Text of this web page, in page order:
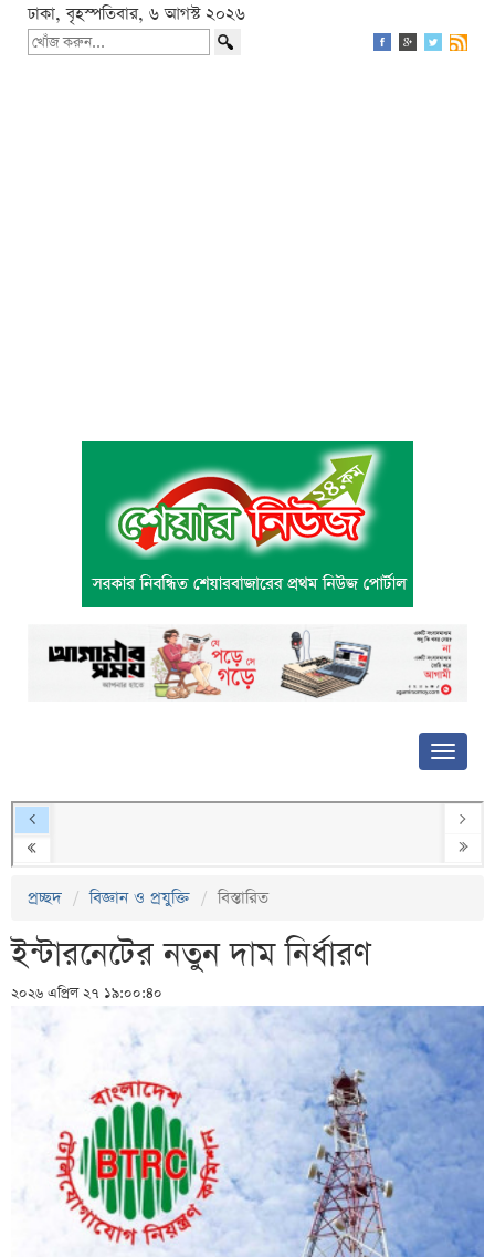
ঢাকা, বৃহস্পতিবার, ৬ আগস্ট ২০২৬
প্রচ্ছদ বিজ্ঞান ও প্রযুক্তি বিস্তারিত
ইন্টারনেটের নতুন দাম নির্ধারণ
২০২৬ এপ্রিল ২৭ ১৯:০০:৪০